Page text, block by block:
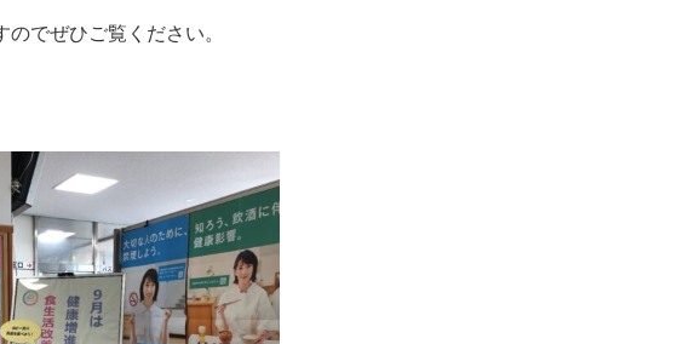
でぜひご覧ください。